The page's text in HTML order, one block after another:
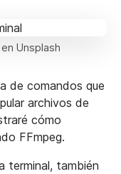
en Unsplash
de comandos que
archivos de
cómo
FFmpeg.
terminal, también